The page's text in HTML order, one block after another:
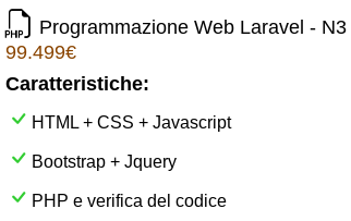
Programmazione Web Laravel -
99.499€
Caratteristiche:
HTML + CSS + Javascript
Bootstrap + Jquery
PHP e verifica del codice